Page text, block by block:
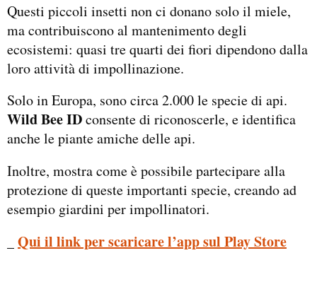
Questi piccoli insetti non ci donano solo il miele,
ma contribuiscono al mantenimento degli
ecosistemi: quasi tre quarti dei fiori dipendono dalla
loro attività di impollinazione.
Solo in Europa, sono circa 2.000 le specie di api.
Wild Bee IDconsente di riconoscerle, e identifica
anche le piante amiche delle api.
Inoltre, mostra come è possibile partecipare alla
protezione di queste importanti specie, creando ad
esempio giardini per impollinatori.
Qui il link per scaricare l’app sul Play Store